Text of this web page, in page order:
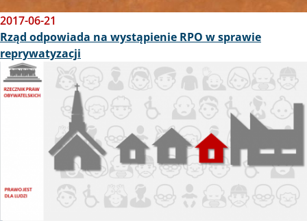
2017-06-21
Rząd odpowiada na wystąpienie RPO w sprawie
reprywatyzacji
Obraz